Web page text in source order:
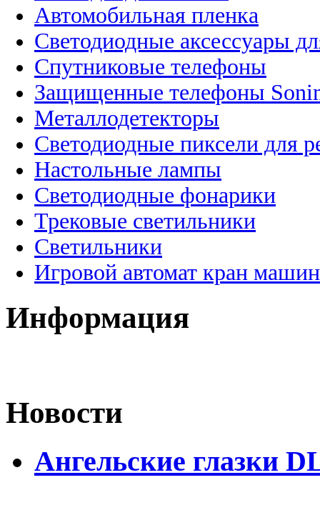
Автомобильная пленка
Светодиодные аксессуары
Спутниковые телефоны
Защищенные телефоны
Металлодетекторы
Светодиодные пиксели для
Настольные лампы
Светодиодные фонарики
Трековые светильники
Светильники
Игровой автомат кран
Информация
Новости
Ангельские глазки